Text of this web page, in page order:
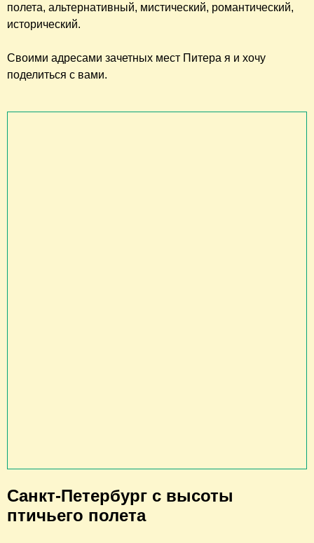
полета, альтернативный, мистический, романтический,
исторический.
Своими адресами зачетных мест Питера я и хочу
поделиться с вами.
Санкт-Петербург с высоты
птичьего полета